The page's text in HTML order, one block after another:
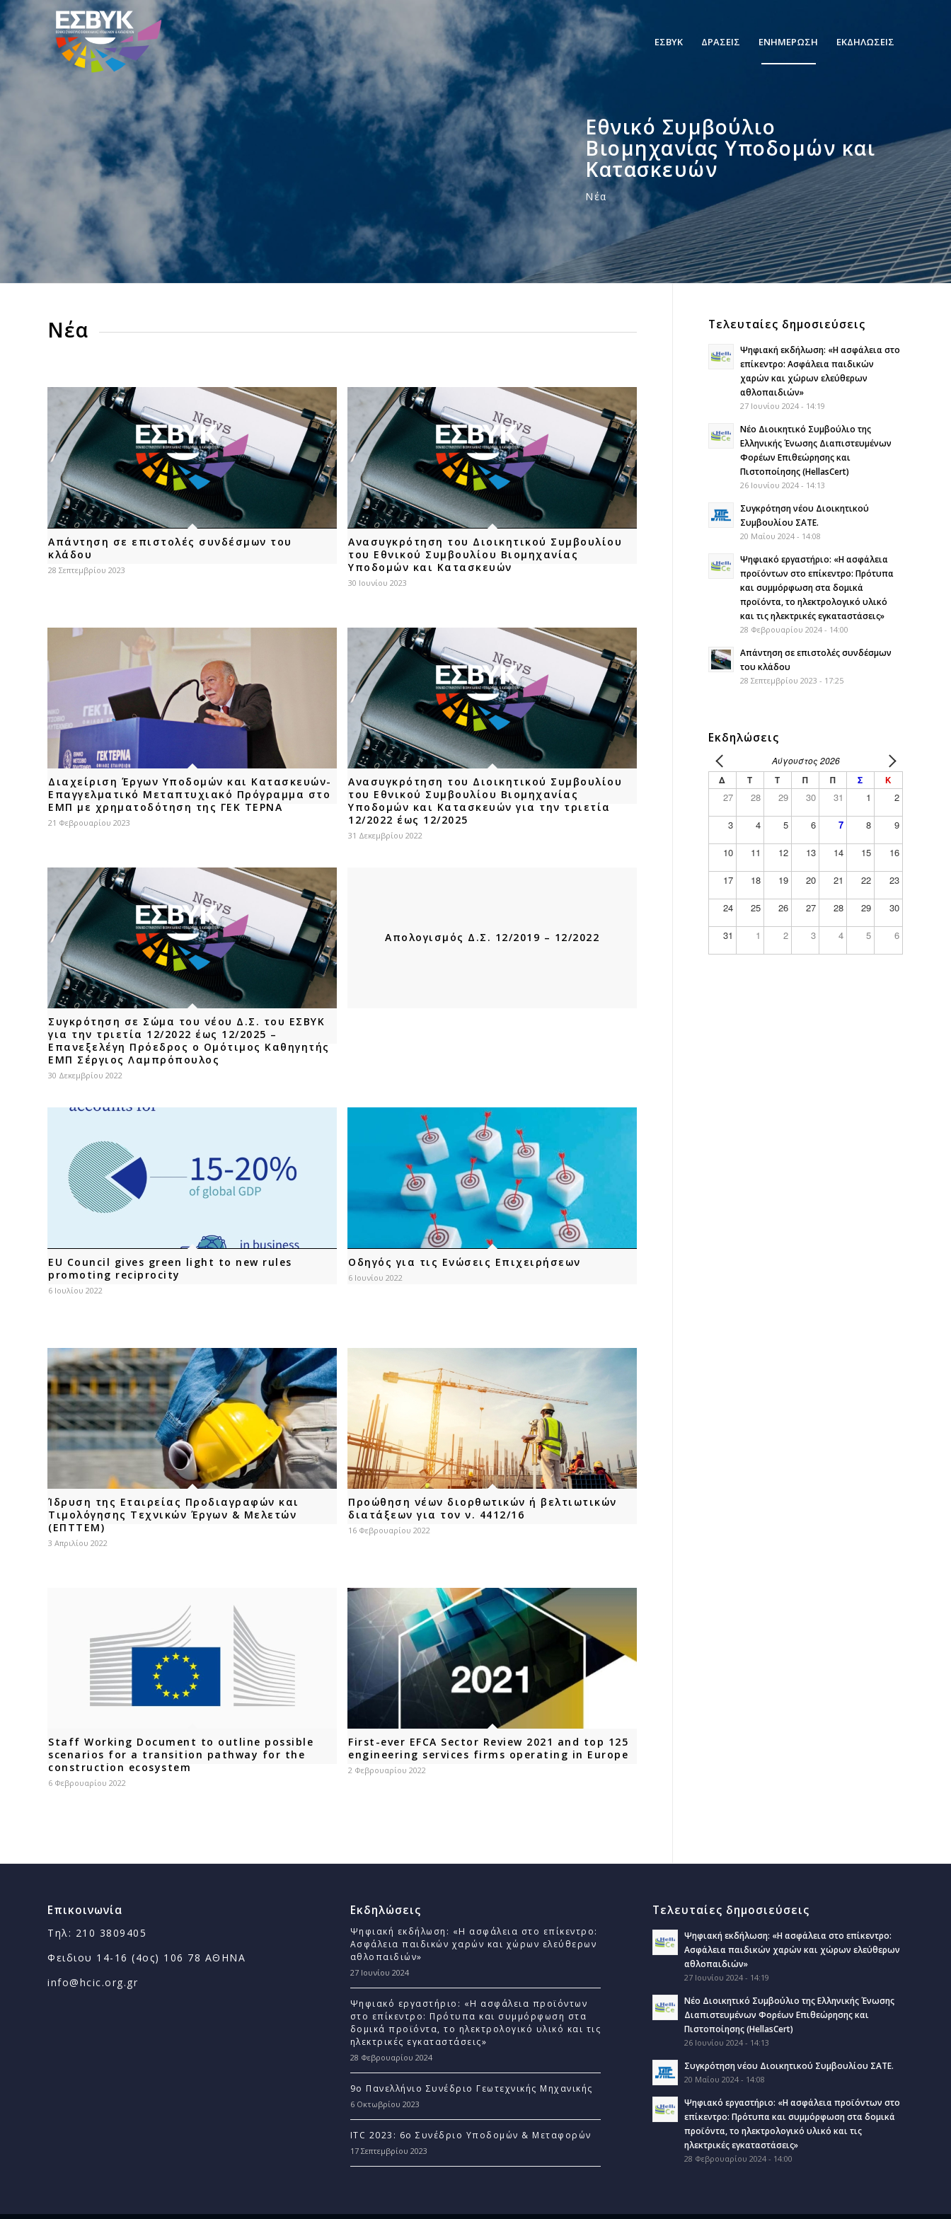
ΕΣΒΥΚ ΔΡΑΣΕΙΣ ΕΝΗΜΕΡΩΣΗ ΕΚΔΗΛΩΣΕΙΣ
Εθνικό Συμβούλιο
Βιομηχανίας Υποδομών και
Κατασκευών
Νέα
Νέα
Απάντηση σε επιστολές συνδέσμων του
κλάδου
28 Σεπτεμβρίου 2023
Ανασυγκρότηση του Διοικητικού Συμβουλίου
του Εθνικού Συμβουλίου Βιομηχανίας
Υποδομών και Κατασκευών
30 Ιουνίου 2023
Διαχείριση Έργων Υποδομών και Κατασκευών-
Επαγγελματικό Μεταπτυχιακό Πρόγραμμα στο
ΕΜΠ με χρηματοδότηση της ΓΕΚ ΤΕΡΝΑ
21 Φεβρουαρίου 2023
Ανασυγκρότηση του Διοικητικού Συμβουλίου
του Εθνικού Συμβουλίου Βιομηχανίας
Υποδομών και Κατασκευών για την τριετία
12/2022 έως 12/2025
31 Δεκεμβρίου 2022
Συγκρότηση σε Σώμα του νέου Δ.Σ. του ΕΣΒΥΚ
για την τριετία 12/2022 έως 12/2025 –
Επανεξελέγη Πρόεδρος ο Ομότιμος Καθηγητής
ΕΜΠ Σέργιος Λαμπρόπουλος
30 Δεκεμβρίου 2022
Απολογισμός Δ.Σ. 12/2019 – 12/2022
EU Council gives green light to new rules
promoting reciprocity
6 Ιουλίου 2022
Οδηγός για τις Ενώσεις Επιχειρήσεων
6 Ιουνίου 2022
Ίδρυση της Εταιρείας Προδιαγραφών και
Τιμολόγησης Τεχνικών Έργων & Μελετών
(ΕΠΤΤΕΜ)
3 Απριλίου 2022
Προώθηση νέων διορθωτικών ή βελτιωτικών
διατάξεων για τον ν. 4412/16
16 Φεβρουαρίου 2022
Staff Working Document to outline possible
scenarios for a transition pathway for the
construction ecosystem
6 Φεβρουαρίου 2022
First-ever EFCA Sector Review 2021 and top 125
engineering services firms operating in Europe
2 Φεβρουαρίου 2022
Τελευταίες δημοσιεύσεις
Ψηφιακή εκδήλωση: «Η ασφάλεια στο
επίκεντρο: Ασφάλεια παιδικών
χαρών και χώρων ελεύθερων
αθλοπαιδιών»
27 Ιουνίου 2024 - 14:19
Νέο Διοικητικό Συμβούλιο της
Ελληνικής Ένωσης Διαπιστευμένων
Φορέων Επιθεώρησης και
Πιστοποίησης (HellasCert)
26 Ιουνίου 2024 - 14:13
Συγκρότηση νέου Διοικητικού
Συμβουλίου ΣΑΤΕ.
20 Μαΐου 2024 - 14:08
Ψηφιακό εργαστήριο: «Η ασφάλεια
προϊόντων στο επίκεντρο: Πρότυπα
και συμμόρφωση στα δομικά
προϊόντα, το ηλεκτρολογικό υλικό
και τις ηλεκτρικές εγκαταστάσεις»
28 Φεβρουαρίου 2024 - 14:00
Απάντηση σε επιστολές συνδέσμων
του κλάδου
28 Σεπτεμβρίου 2023 - 17:25
Εκδηλώσεις
Αύγουστος 2026
Δ
Τ Τ Π Π Σ Κ
27 28 29 30 31 1 2
3 4 5 6 7 8 9
10 11 12 13 14 15 16
17 18 19 20 21 22 23
24 25 26 27 28 29 30
31 1 2 3 4 5 6
Επικοινωνία
Τηλ: 210 3809405
Φειδιου 14-16 (4ος) 106 78 ΑΘΗΝΑ
info@hcic.org.gr
Εκδηλώσεις
Ψηφιακή εκδήλωση: «Η ασφάλεια στο επίκεντρο:
Ασφάλεια παιδικών χαρών και χώρων ελεύθερων
αθλοπαιδιών»
27 Ιουνίου 2024
Ψηφιακό εργαστήριο: «Η ασφάλεια προϊόντων
στο επίκεντρο: Πρότυπα και συμμόρφωση στα
δομικά προϊόντα, το ηλεκτρολογικό υλικό και τις
ηλεκτρικές εγκαταστάσεις»
28 Φεβρουαρίου 2024
9ο Πανελλήνιο Συνέδριο Γεωτεχνικής Μηχανικής
6 Οκτωβρίου 2023
ITC 2023: 6ο Συνέδριο Υποδομών & Μεταφορών
17 Σεπτεμβρίου 2023
Τελευταίες δημοσιεύσεις
Ψηφιακή εκδήλωση: «Η ασφάλεια στο επίκεντρο:
Ασφάλεια παιδικών χαρών και χώρων ελεύθερων
αθλοπαιδιών»
27 Ιουνίου 2024 - 14:19
Νέο Διοικητικό Συμβούλιο της Ελληνικής Ένωσης
Διαπιστευμένων Φορέων Επιθεώρησης και
Πιστοποίησης (HellasCert)
26 Ιουνίου 2024 - 14:13
Συγκρότηση νέου Διοικητικού Συμβουλίου ΣΑΤΕ.
20 Μαΐου 2024 - 14:08
Ψηφιακό εργαστήριο: «Η ασφάλεια προϊόντων στο
επίκεντρο: Πρότυπα και συμμόρφωση στα δομικά
προϊόντα, το ηλεκτρολογικό υλικό και τις
ηλεκτρικές εγκαταστάσεις»
28 Φεβρουαρίου 2024 - 14:00